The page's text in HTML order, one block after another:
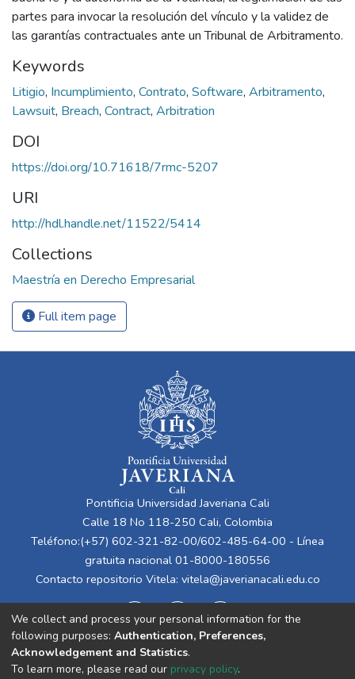
partes para invocar la resolución del vínculo y la validez de
las garantías contractuales ante un Tribunal de Arbitramento.
Keywords
Litigio, Incumplimiento, Contrato, Software, Arbitramento,
Lawsuit, Breach, Contract, Arbitration
DOI
https://doi.org/10.71618/7rmc-5207
URI
http://hdl.handle.net/11522/5414
Collections
Maestría en Derecho Empresarial
Full item page
Pontificia Universidad Javeriana Cali
Calle 18 No 118-250 Cali, Colombia
Teléfono:(+57) 602-321-82-00/602-485-64-00 - Línea
gratuita nacional 01-8000-180556
Contacto repositorio Vitela: vitela@javerianacali.edu.co
We collect and process your personal information for the
following purposes: Authentication, Preferences,
Acknowledgement and Statistics.
To learn more, please read our privacy policy.